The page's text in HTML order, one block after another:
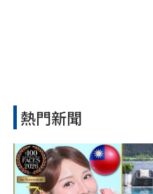
熱門新聞